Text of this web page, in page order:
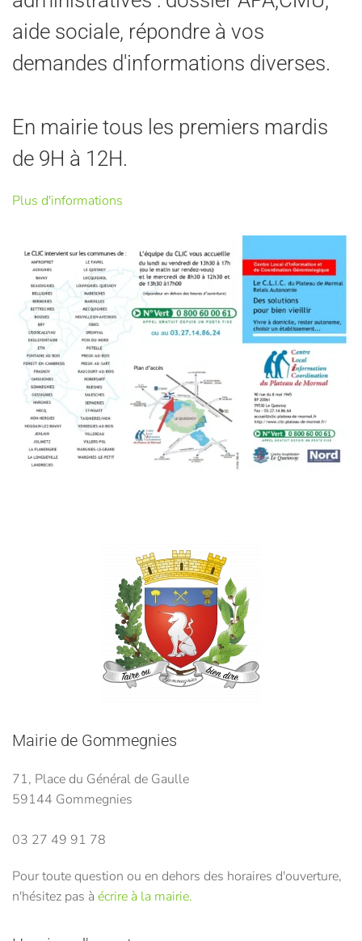
aide sociale, répondre à vos
demandes d'informations diverses.
En mairie tous les premiers mardis
de 9H à 12H.
Plus d'informations
Mairie de Gommegnies
71, Place du Général de Gaulle
59144 Gommegnies
03 27 49 91 78
Pour toute question ou en dehors des horaires d'ouverture,
n'hésitez pas à écrire à la mairie.